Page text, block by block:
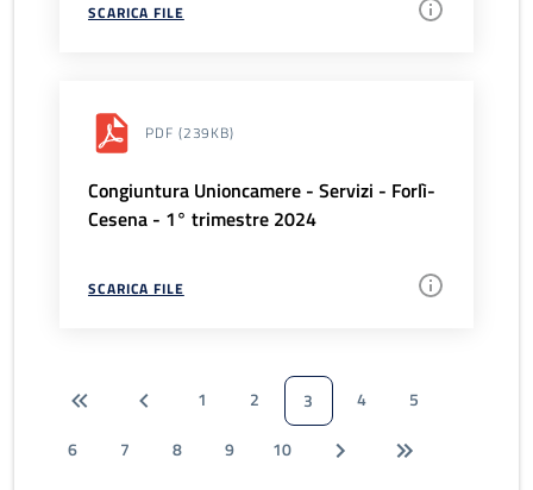
SCARICA FILE
PDF (239KB)
Congiuntura Unioncamere - Servizi - Forlì-
Cesena - 1° trimestre 2024
SCARICA FILE
1 2 3 4
5
6
7 8 9 10